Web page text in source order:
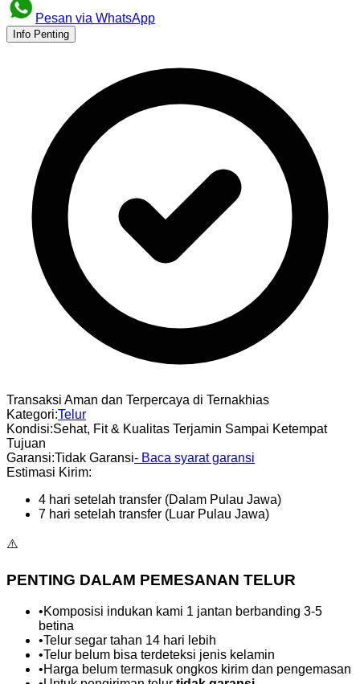
Pesan via WhatsApp
Info Penting
Transaksi Aman dan Terpercaya di Ternakhias
Kategori:Telur
Kondisi:Sehat, Fit & Kualitas Terjamin Sampai Ketempat
Tujuan
Garansi:Tidak Garansi- Baca syarat garansi
Estimasi Kirim:
4 hari setelah transfer (Dalam Pulau Jawa)
7 hari setelah transfer (Luar Pulau Jawa)
⚠️
PENTING DALAM PEMESANAN TELUR
•Komposisi indukan kami 1 jantan berbanding 3-5
betina
•Telur segar tahan 14 hari lebih
•Telur belum bisa terdeteksi jenis kelamin
•Harga belum termasuk ongkos kirim dan pengemasan